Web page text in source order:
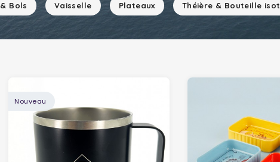
Bols Vaisselle Plateaux Théière & Bouteille
Nouveau